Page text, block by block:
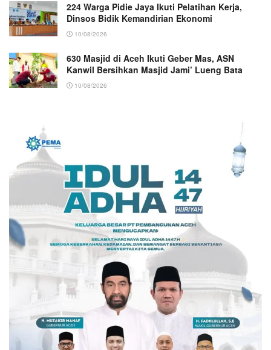
224 Warga Pidie Jaya Ikuti Pelatihan Kerja,
Dinsos Bidik Kemandirian Ekonomi
10/08/2026
630 Masjid di Aceh Ikuti Geber Mas, ASN
Kanwil Bersihkan Masjid Jami’ Lueng Bata
10/08/2026